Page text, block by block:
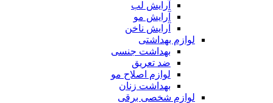
آرایش لب
آرایش مو
آرایش ناخن
لوازم بهداشتی
بهداشت جنسی
ضد تعریق
لوازم اصلاح مو
بهداشت زنان
لوازم شخصی برقی